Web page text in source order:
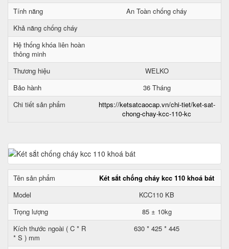
Tính năng
An Toàn chống cháy
Khả năng chống cháy
Hệ thống khóa liên hoàn
thông minh
Thương hiệu
WELKO
Bảo hành
36 Tháng
Chi tiết sản phẩm
https://ketsatcaocap.vn/chi-tiet/ket-sat-
chong-chay-kcc-110-kc
Tên sản phẩm
Két sắt chống cháy kcc 110 khoá bát
Model
KCC110 KB
Trọng lượng
85 ± 10kg
Kích thước ngoài ( C * R
* S ) mm
630 * 425 * 445